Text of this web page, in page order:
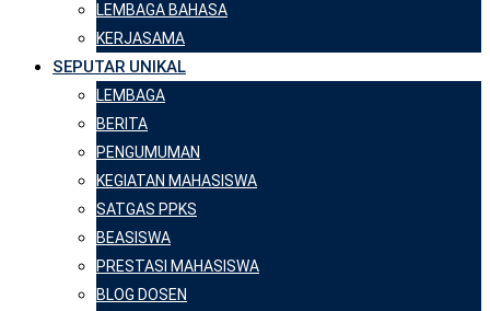
LEMBAGA BAHASA
KERJASAMA
SEPUTAR UNIKAL
LEMBAGA
BERITA
PENGUMUMAN
KEGIATAN MAHASISWA
SATGAS PPKS
BEASISWA
PRESTASI MAHASISWA
BLOG DOSEN